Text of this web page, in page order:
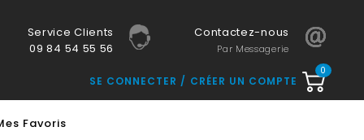
Service Clients
09 84 54 55 56
Contactez-nous
Par Messagerie
0
SE CONNECTER CRÉER UN COMPTE
Favoris